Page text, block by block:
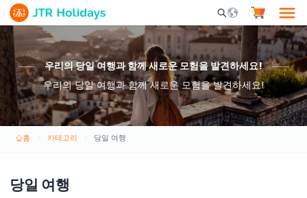
Mobile Search
우리의 당일 여행과 함께 새로운 모험을 발견하세요!
우리의 당일 여행과 함께 새로운 모험을 발견하세요!
홈 카테고리 당일 여행
당일 여행